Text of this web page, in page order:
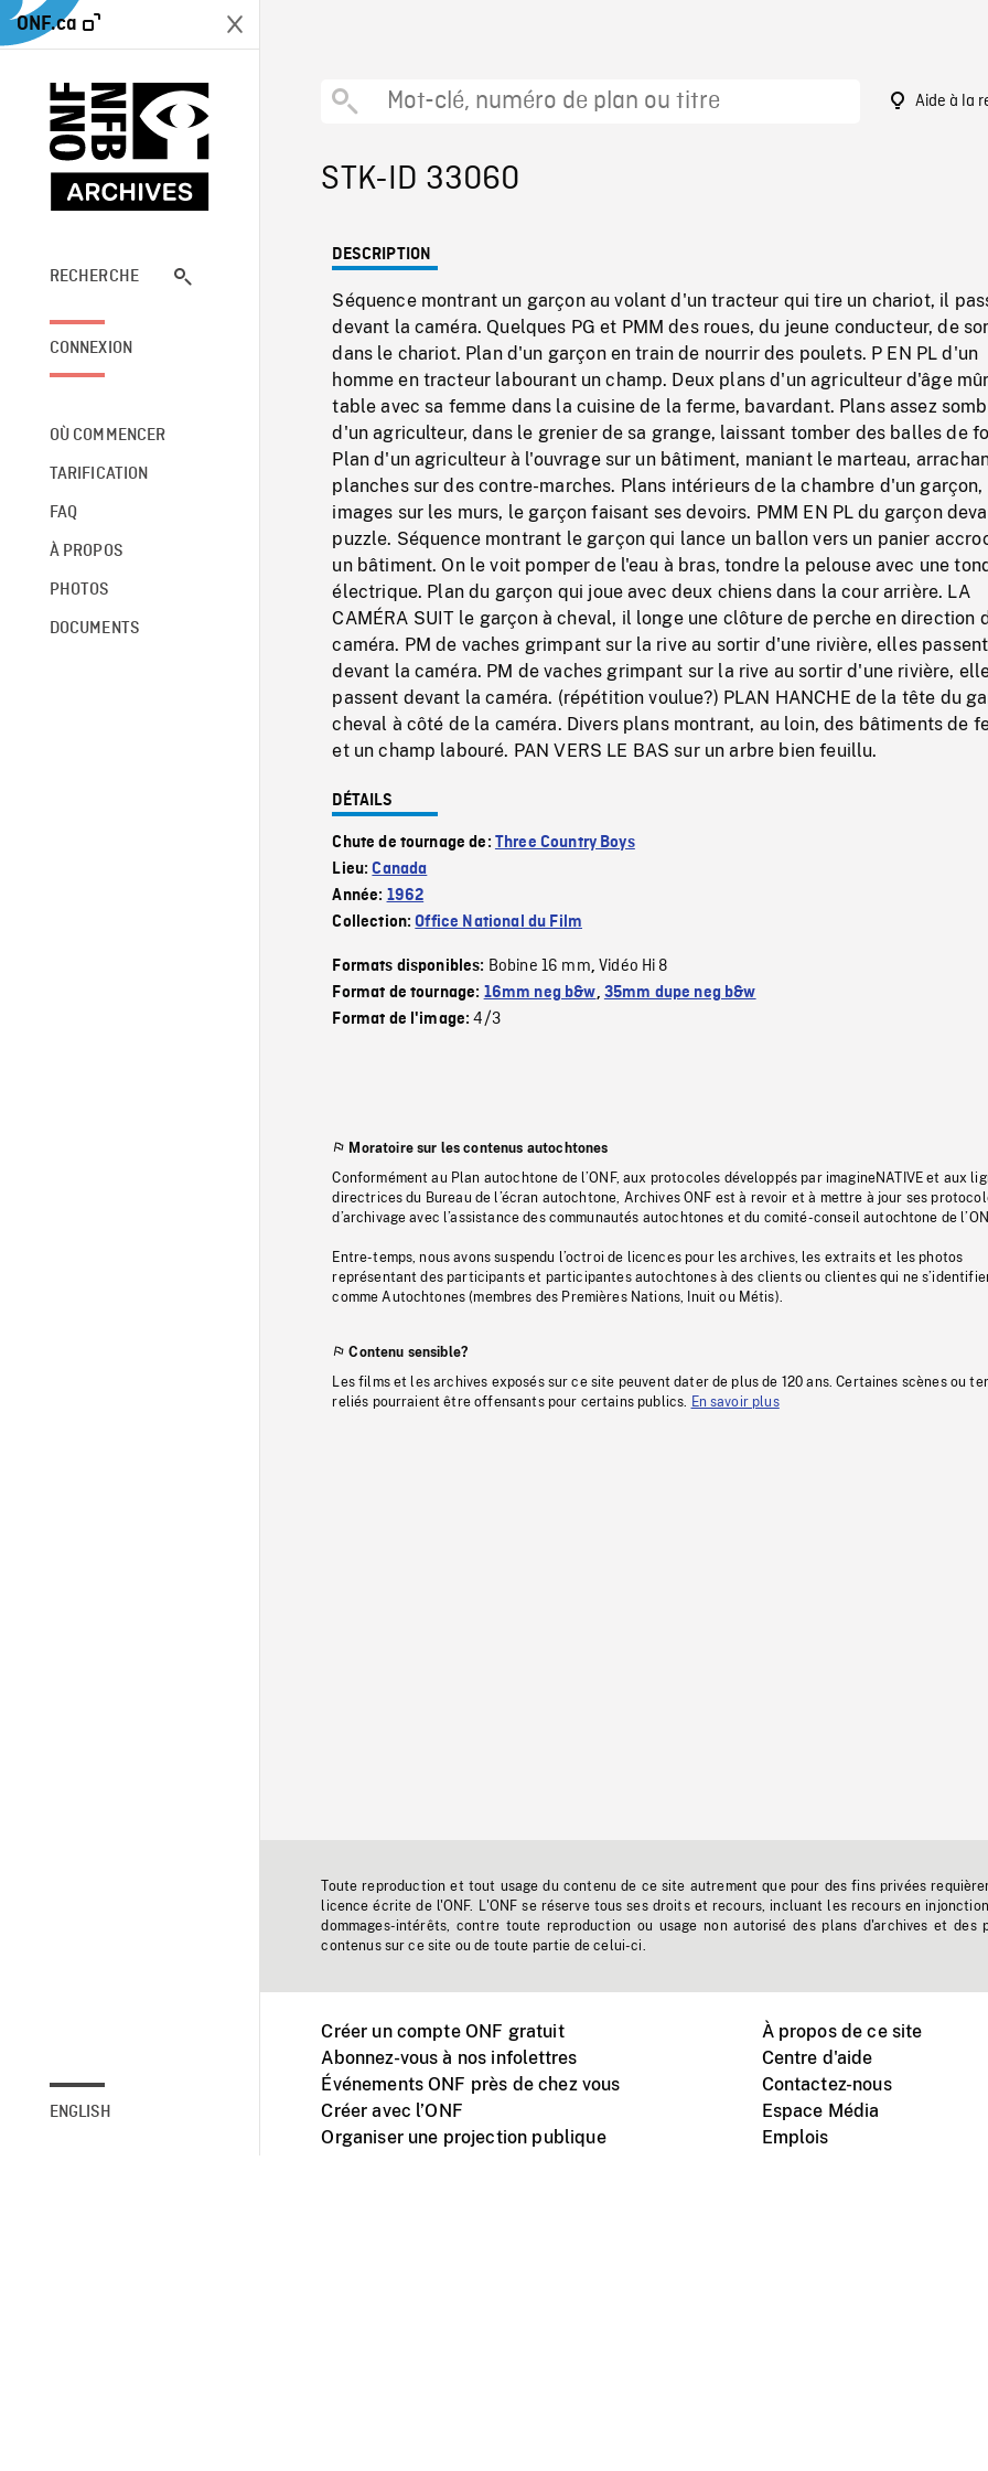
ONF.ca
RECHERCHE
CONNEXION
OÙ COMMENCER
TARIFICATION
FAQ
À PROPOS
PHOTOS
DOCUMENTS
ENGLISH
Aide à la
STK-ID 33060
DESCRIPTION
Séquence montrant un garçon au volant d'un tracteur qui tire un chariot, il
devant la caméra. Quelques PG et PMM des roues, du jeune conducteur, de
dans le chariot. Plan d'un garçon en train de nourrir des poulets. P EN PL d'un
homme en tracteur labourant un champ. Deux plans d'un agriculteur d'âge
table avec sa femme dans la cuisine de la ferme, bavardant. Plans assez
d'un agriculteur, dans le grenier de sa grange, laissant tomber des balles de
Plan d'un agriculteur à l'ouvrage sur un bâtiment, maniant le marteau,
planches sur des contre-marches. Plans intérieurs de la chambre d'un garçon,
images sur les murs, le garçon faisant ses devoirs. PMM EN PL du garçon
puzzle. Séquence montrant le garçon qui lance un ballon vers un panier
un bâtiment. On le voit pomper de l'eau à bras, tondre la pelouse avec une
électrique. Plan du garçon qui joue avec deux chiens dans la cour arrière. LA
CAMÉRA SUIT le garçon à cheval, il longe une clôture de perche en direction
caméra. PM de vaches grimpant sur la rive au sortir d'une rivière, elles passent
devant la caméra. PM de vaches grimpant sur la rive au sortir d'une rivière,
passent devant la caméra. (répétition voulue?) PLAN HANCHE de la tête du
cheval à côté de la caméra. Divers plans montrant, au loin, des bâtiments de
et un champ labouré. PAN VERS LE BAS sur un arbre bien feuillu.
DÉTAILS
Chute de tournage de: Three Country Boys
Lieu:Canada
Année: 1962
Collection:Office National du Film
Formats disponibles: Bobine 16 mm,Vidéo Hi 8
Format de tournage: 16mm neg b&w, 35mm dupe neg b&w
Format de l'image:4/3
Moratoire sur les contenus autochtones
Conformément au Plan autochtone de l’ONF, aux protocoles développés par imagineNATIVE et aux
directrices du Bureau de l’écran autochtone, Archives ONF est à revoir et à mettre à jour ses
d’archivage avec l’assistance des communautés autochtones et du comité-conseil autochtone de
Entre-temps, nous avons suspendu l’octroi de licences pour les archives, les extraits et les photos
représentant des participants et participantes autochtones à des clients ou clientes qui ne
comme Autochtones (membres des Premières Nations, Inuit ou Métis).
Contenu sensible?
Les films et les archives exposés sur ce site peuvent dater de plus de 120 ans. Certaines scènes ou
reliés pourraient être offensants pour certains publics. En savoir plus
Toute reproduction et tout usage du contenu de ce site autrement que pour des fins privées
licence écrite de l'ONF. L'ONF se réserve tous ses droits et recours, incluant les recours en
dommages-intérêts, contre toute reproduction ou usage non autorisé des plans d'archives et des
contenus sur ce site ou de toute partie de celui-ci.
Créer un compte ONF gratuit
Abonnez-vous à nos infolettres
Événements ONF près de chez vous
Créer avec l’ONF
Organiser une projection publique
À propos de ce site
Centre d'aide
Contactez-nous
Espace Média
Emplois